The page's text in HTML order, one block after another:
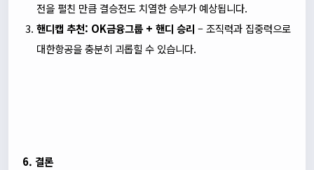
전을 펼친 만큼 결승전도 치열한 승부가 예상됩니다.
핸디캡 추천: OK금융그룹 + 핸디 승리 – 조직력과 집중력으로
대한항공을 충분히 괴롭힐 수 있습니다.
6. 결론